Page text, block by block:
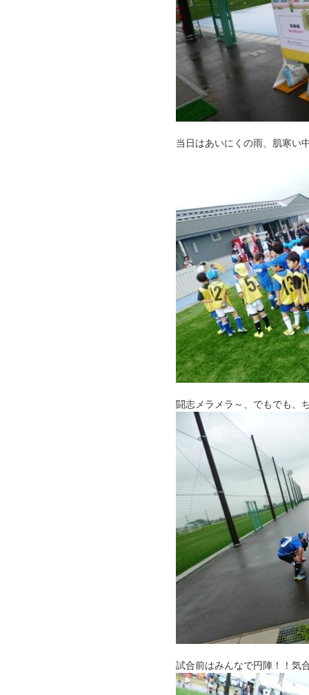
当日はあいにくの雨、肌寒い
闘志メラメラ～、でもでも、
試合前はみんなで円陣！！気